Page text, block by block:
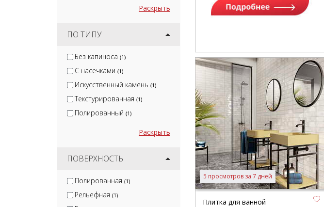
Раскрыть
ПО ТИПУ
Без капиноса (1)
С насечками (1)
Искусственный камень (1)
Текстурированная (1)
Полированный (1)
Раскрыть
ПОВЕРХНОСТЬ
Полированная (1)
Рельефная (1)
5 просмотров за 7 дней
Плитка для ванной